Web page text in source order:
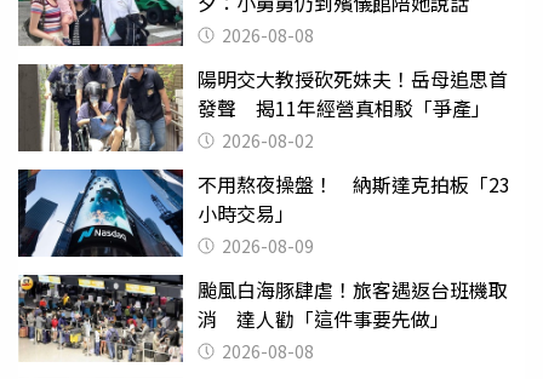
2026-08-08
陽明交大教授砍死妹夫！岳母追思首
發聲 揭11年經營真相駁「爭產」
2026-08-02
不用熬夜操盤！ 納斯達克拍板「23
小時交易」
2026-08-09
颱風白海豚肆虐！旅客遇返台班機取
消 達人勸「這件事要先做」
2026-08-08